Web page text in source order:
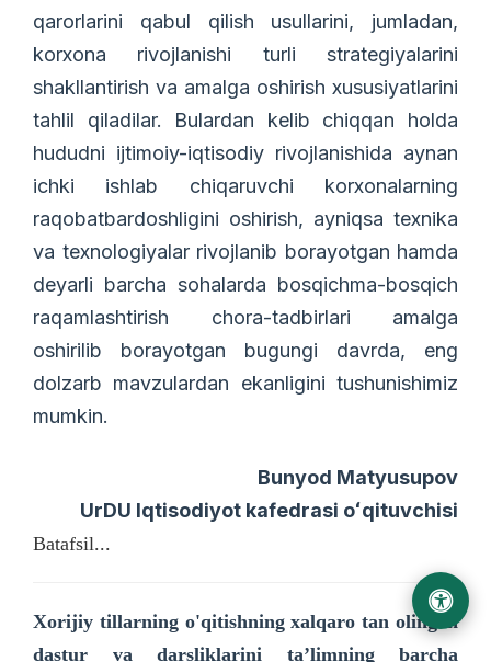
qarorlarini qabul qilish usullarini, jumladan,
korxona rivojlanishi turli strategiyalarini
shakllantirish va amalga oshirish xususiyatlarini
tahlil qiladilar. Bulardan kelib chiqqan holda
hududni ijtimoiy-iqtisodiy rivojlanishida aynan
ichki ishlab chiqaruvchi korxonalarning
raqobatbardoshligini oshirish, ayniqsa texnika
va texnologiyalar rivojlanib borayotgan hamda
deyarli barcha sohalarda bosqichma-bosqich
raqamlashtirish chora-tadbirlari amalga
oshirilib borayotgan bugungi davrda, eng
dolzarb mavzulardan ekanligini tushunishimiz
mumkin.
Bunyod Matyusupov
UrDU Iqtisodiyot kafedrasi oʻqituvchisi
Batafsil...
Xorijiy tillarning o'qitishning xalqaro tan olingan
dastur va darsliklarini ta’limning barcha